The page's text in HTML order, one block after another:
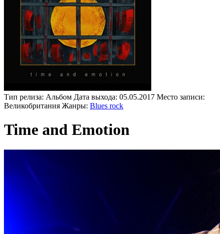
Тип релиза: Альбом Дата выхода: 05.05.2017 Место записи:
Великобритания Жанры: Blues rock
Time and Emotion